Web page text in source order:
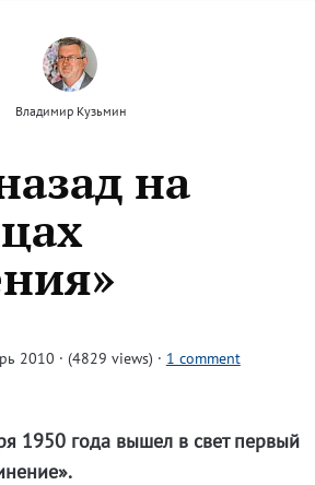
Владимир Кузьмин
на
2010 · (4829 views) · 1 comment
1950 года вышел в свет первый